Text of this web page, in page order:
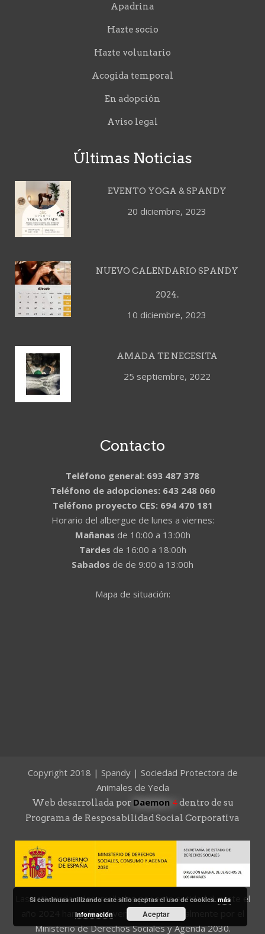
Apadrina
Hazte socio
Hazte voluntario
Acogida temporal
En adopción
Aviso legal
Últimas Noticias
EVENTO YOGA & SPANDY
20 diciembre, 2023
NUEVO CALENDARIO SPANDY
2024.
10 diciembre, 2023
AMADA TE NECESITA
25 septiembre, 2022
Contacto
Teléfono general: 693 487 378
Teléfono de adopciones: 643 248 060
Teléfono proyecto CES: 694 470 181
Horario del albergue de lunes a viernes:
Mañanas de 10:00 a 13:00h
Tardes de 16:00 a 18:00h
Sabados de de 9:00 a 13:00h
Mapa de situación:
Copyright 2018 | Spandy | Sociedad Protectora de
Animales de Yecla
Web desarrollada por Daemon 4dentro de su
Programa de Resposabilidad Social Corporativa
Las actividades desarrolladas por esta entidad durante el
año 2024 han sido subvencionadas parcialmente por el
Ministerio de Derechos Sociales y Agenda 2030.
Si continuas utilizando este sitio aceptas el uso de cookies.más
información
Aceptar